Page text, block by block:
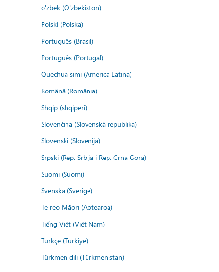
o'zbek (O'zbekiston)
Polski (Polska)
Português (Brasil)
Português (Portugal)
Quechua simi (America Latina)
Română (România)
Shqip (shqipëri)
Slovenčina (Slovenská republika)
Slovenski (Slovenija)
Srpski (Rep. Srbija i Rep. Crna Gora)
Suomi (Suomi)
Svenska (Sverige)
Te reo Māori (Aotearoa)
Tiếng Việt (Việt Nam)
Türkçe (Türkiye)
Türkmen dili (Türkmenistan)